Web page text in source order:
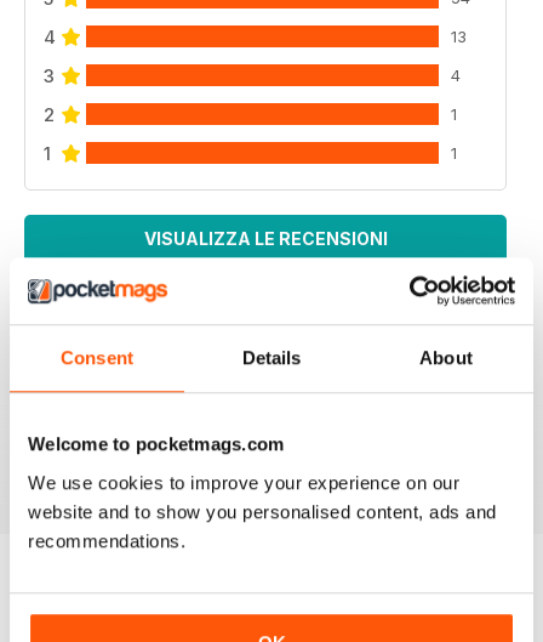
Consent Details About
Welcome to pocketmags.com
We use cookies to improve your experience on our
website and to show you personalised content, ads and
recommendations.
4 13
3 4
2 1
1 1
VISUALIZZA LE RECENSIONI
SCALE MILITARY MODELLER INTERNAT
EDIZIONI INDIETRO Visualizza tutti